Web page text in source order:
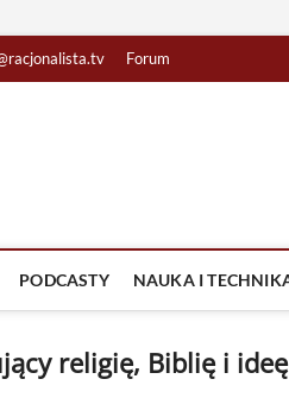
Forum
PODCASTY NAUKA I
religię, Biblię i